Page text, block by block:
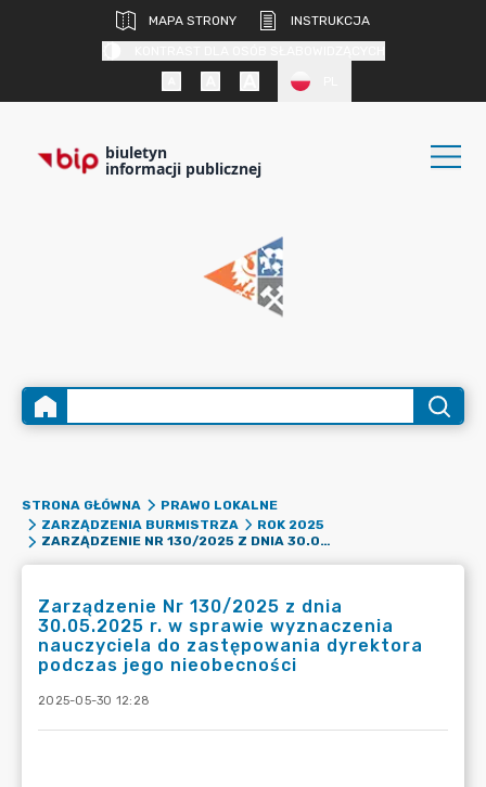
MAPA STRONY
INSTRUKCJA
biuletyn
informacji publicznej
STRONA GŁÓWNA
PRAWO LOKALNE
ZARZĄDZENIA BURMISTRZA
ROK 2025
ZARZĄDZENIE NR 130/2025 Z DNIA 30.05.2025 R. W SPRAWIE WYZNACZENIA NAUCZYCIELA DO ZASTĘPOWANIA DYREKTORA PODCZAS JEGO NIEOBECNOŚCI
Zarządzenie Nr 130/2025 z dnia
30.05.2025 r. w sprawie wyznaczenia
nauczyciela do zastępowania dyrektora
podczas jego nieobecności
2025-05-30 12:28